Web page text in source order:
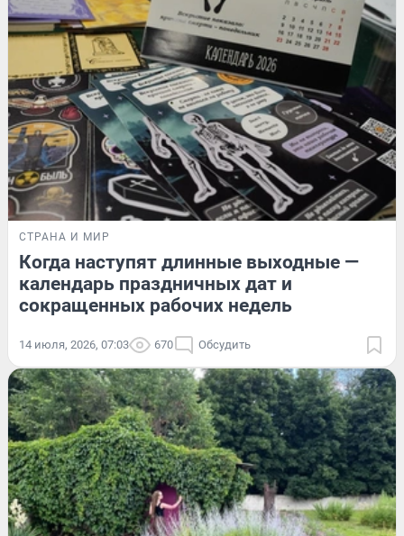
СТРАНА И МИР
Когда наступят длинные выходные —
календарь праздничных дат и
сокращенных рабочих недель
14 июля, 2026, 07:03 670 Обсудить